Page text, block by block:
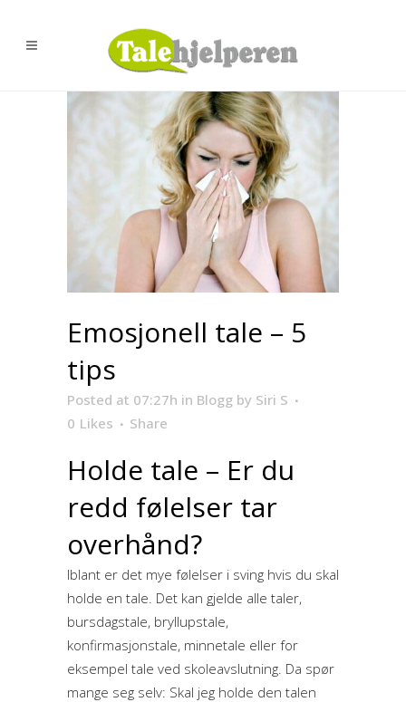
Emosjonell tale – 5
tips
Posted at 07:27h in Blogg by Siri S
0 Likes Share
Holde tale – Er du
redd følelser tar
overhånd?
Iblant er det mye følelser i sving hvis du skal
holde en tale. Det kan gjelde alle taler,
bursdagstale, bryllupstale,
konfirmasjonstale, minnetale eller for
eksempel tale ved skoleavslutning. Da spør
mange seg selv: Skal jeg holde den talen